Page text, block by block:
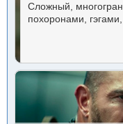
Сложный,
похоронами,